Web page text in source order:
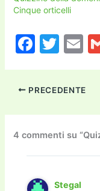
Cinque orticelli
F
c
e
b
o
o
k
T
itt
er
E
ai
l
PRECEDENTE
4 commenti su
Stegal